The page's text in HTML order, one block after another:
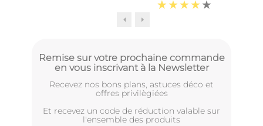
Remise sur votre prochaine commande
en vous inscrivant à la Newsletter
Recevez nos bons plans, astuces déco et
offres privilègiées
Et recevez un code de réduction valable sur
l'ensemble des produits